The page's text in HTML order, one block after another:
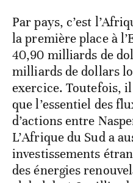
Par pays, c’est
la première place à
40,90 milliards de
milliards de dollars
exercice. Toutefois,
que l’essentiel des
d’actions entre
L’Afrique du Sud a
investissements
des énergies